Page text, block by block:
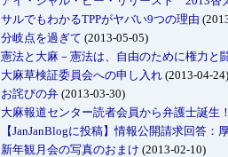
サルでもわかるTPPがヤバい9つの理由
分岐点を過ぎて (2013-05-05)
憲法と大麻－憲法は、自由のために権力と
大麻草検証委員会への申し入れ (2013-04-24)
お詫びの弁 (2013-03-30)
大麻報道センター読者会員から弁護士誕生！
【JanJanBlogに投稿】情報公開請求回答
新年観月会の写真のおまけ (2013-02-10)